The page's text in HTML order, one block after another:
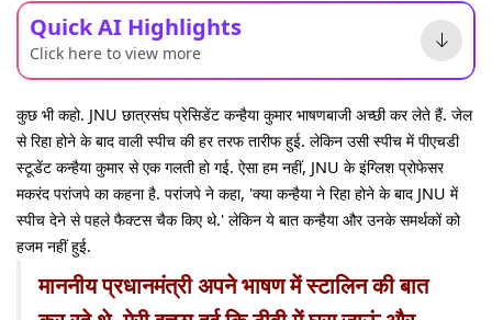
Quick AI Highlights
Click here to view more
कुछ भी कहो. JNU छात्रसंघ प्रेसिडेंट कन्हैया कुमार भाषणबाजी अच्छी कर लेते हैं. जेल
से रिहा होने के बाद वाली स्पीच की हर तरफ तारीफ हुई. लेकिन उसी स्पीच में पीएचडी
स्टूडेंट कन्हैया कुमार से एक गलती हो गई. ऐसा हम नहीं, JNU के इंग्लिश प्रोफेसर
मकरंद परांजपे का कहना है. परांजपे ने कहा, 'क्या कन्हैया ने रिहा होने के बाद JNU में
स्पीच देने से पहले फैक्टस चैक किए थे.' लेकिन ये बात कन्हैया और उनके समर्थकों को
हजम नहीं हुई.
माननीय प्रधानमंत्री अपने भाषण में स्टालिन की बात